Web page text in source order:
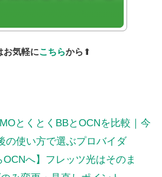
お気軽にこちらから ⬆
とくとくBBとOCNを比較｜今
の使い方で選ぶプロバイダ
OCNへ】フレッツ光はそのま